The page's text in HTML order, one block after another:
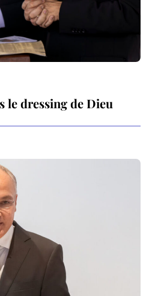
le dressing de Dieu